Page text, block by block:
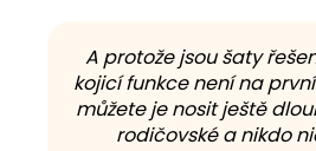
A protože jsou šaty
kojicí funkce není na
můžete je nosit ještě
rodičovské a nikdo